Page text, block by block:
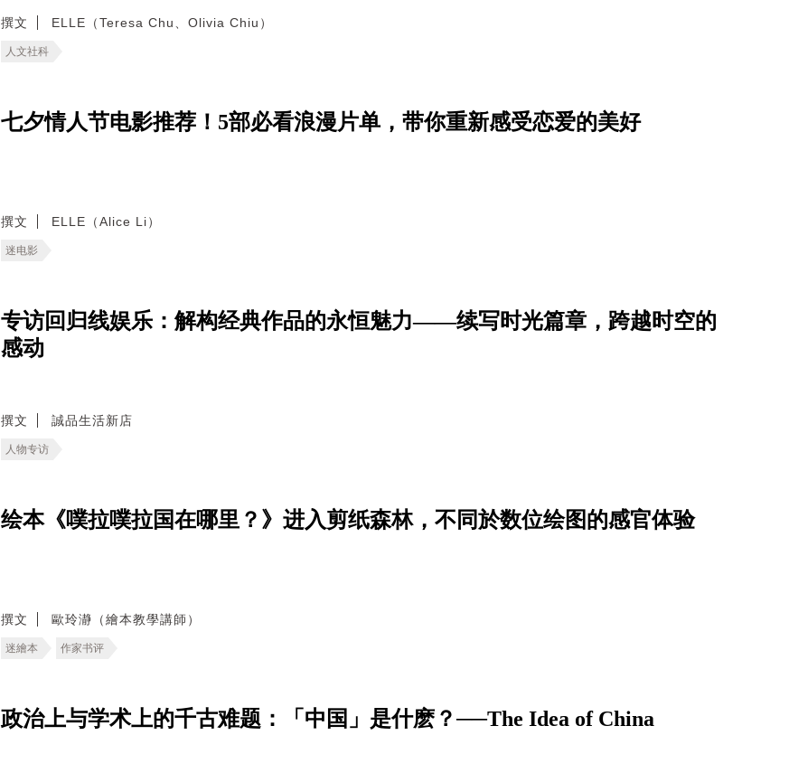
撰文 ELLE（Teresa Chu、Olivia Chiu）
人文社科
七夕情人节电影推荐！5部必看浪漫片单，带你重新感受恋爱的美好
撰文 ELLE（Alice Li）
迷电影
专访回归线娱乐：解构经典作品的永恒魅力——续写时光篇章，跨越时空的
感动
撰文 誠品生活新店
人物专访
绘本《噗拉噗拉国在哪里？》进入剪纸森林，不同於数位绘图的感官体验
撰文 歐玲瀞（繪本教學講師）
迷繪本 作家书评
政治上与学术上的千古难题：「中国」是什麽？──The Idea of China